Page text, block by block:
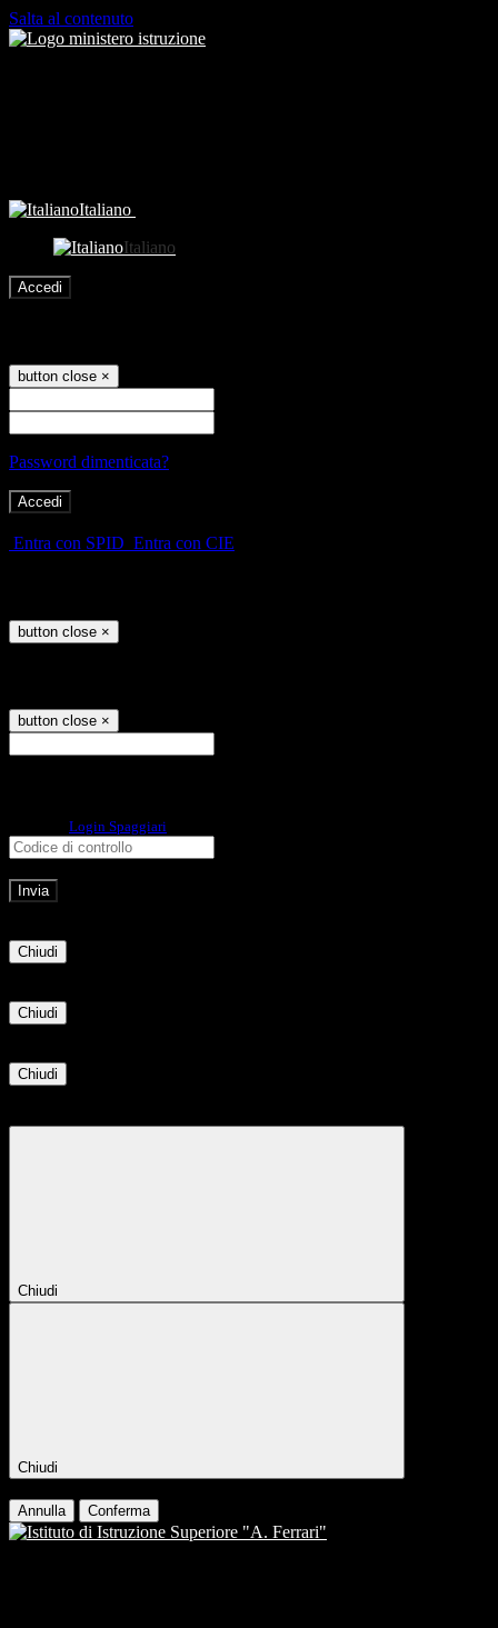
Salta al contenuto
Italiano
Italiano
Accedi
button close ×
Password dimenticata?
Entra con SPID Entra con CIE
button close ×
button close ×
Login Spaggiari
Chiudi
Chiudi
Chiudi
Chiudi
Chiudi
Annulla Conferma